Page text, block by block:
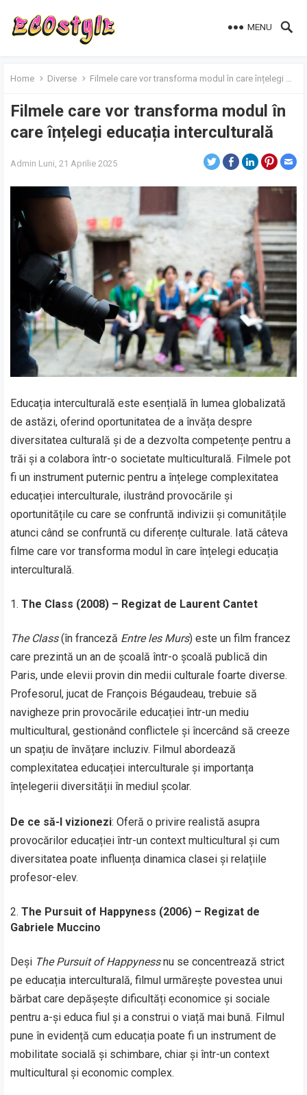
MENU
Home Diverse Filmele care vor transforma modul în care înțelegi educația interculturală
Filmele care vor transforma modul în
care înțelegi educația interculturală
Admin Luni, 21 Aprilie 2025
Educația interculturală este esențială în lumea globalizată
de astăzi, oferind oportunitatea de a învăța despre
diversitatea culturală și de a dezvolta competențe pentru a
trăi și a colabora într-o societate multiculturală. Filmele pot
fi un instrument puternic pentru a înțelege complexitatea
educației interculturale, ilustrând provocările și
oportunitățile cu care se confruntă indivizii și comunitățile
atunci când se confruntă cu diferențe culturale. Iată câteva
filme care vor transforma modul în care înțelegi educația
interculturală.
The Class (2008) – Regizat de Laurent Cantet
The Class(în franceză Entre les Murs) este un film francez
care prezintă un an de școală într-o școală publică din
Paris, unde elevii provin din medii culturale foarte diverse.
Profesorul, jucat de François Bégaudeau, trebuie să
navigheze prin provocările educației într-un mediu
multicultural, gestionând conflictele și încercând să creeze
un spațiu de învățare incluziv. Filmul abordează
complexitatea educației interculturale și importanța
înțelegerii diversității în mediul școlar.
De ce să-l vizionezi: Oferă o privire realistă asupra
provocărilor educației într-un context multicultural și cum
diversitatea poate influența dinamica clasei și relațiile
profesor-elev.
The Pursuit of Happyness (2006) – Regizat de
Gabriele Muccino
Deși The Pursuit of Happynessnu se concentrează strict
pe educația interculturală, filmul urmărește povestea unui
bărbat care depășește dificultăți economice și sociale
pentru a-și educa fiul și a construi o viață mai bună. Filmul
pune în evidență cum educația poate fi un instrument de
mobilitate socială și schimbare, chiar și într-un context
multicultural și economic complex.